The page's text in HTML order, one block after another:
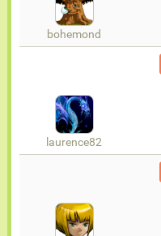
bohemond
laurence82